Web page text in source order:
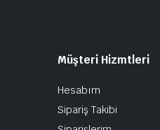
Müşteri Hizmtleri
Hesabım
Sipariş Takibi